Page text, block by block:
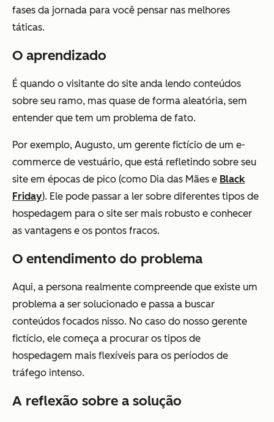
fases da jornada para você pensar nas melhores
táticas.
O aprendizado
É quando o visitante do site anda lendo conteúdos
sobre seu ramo, mas quase de forma aleatória, sem
entender que tem um problema de fato.
Por exemplo, Augusto, um gerente fictício de um e-
commerce de vestuário, que está refletindo sobre seu
site em épocas de pico (como Dia das Mães e Black
Friday). Ele pode passar a ler sobre diferentes tipos de
hospedagem para o site ser mais robusto e conhecer
as vantagens e os pontos fracos.
O entendimento do problema
Aqui, a persona realmente compreende que existe um
problema a ser solucionado e passa a buscar
conteúdos focados nisso. No caso do nosso gerente
fictício, ele começa a procurar os tipos de
hospedagem mais flexíveis para os períodos de
tráfego intenso.
A reflexão sobre a solução